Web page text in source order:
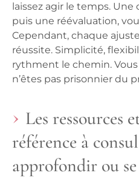
laissez agir le temps. Une
puis une réévaluation,
Cependant, chaque
réussite. Simplicité,
rythment le chemin.
n’êtes pas prisonnier du
Les ressources
référence à
approfondir ou